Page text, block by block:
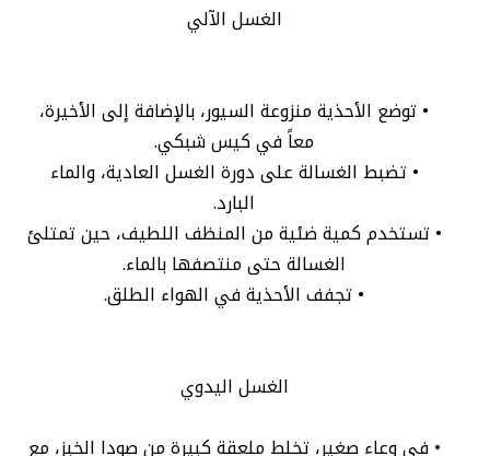
الغسل الآلي
• توضع الأحذية منزوعة السيور، بالإضافة إلى الأخيرة،
معاً في كيس شبكي.
• تضبط الغسالة على دورة الغسل العادية، والماء
البارد.
• تستخدم كمية ضئية من المنظف اللطيف، حين تمتلئ
الغسالة حتى منتصفها بالماء.
• تجفف الأحذية في الهواء الطلق.
الغسل اليدوي
• في وعاء صغير، تخلط ملعقة كبيرة من صودا الخبز، مع